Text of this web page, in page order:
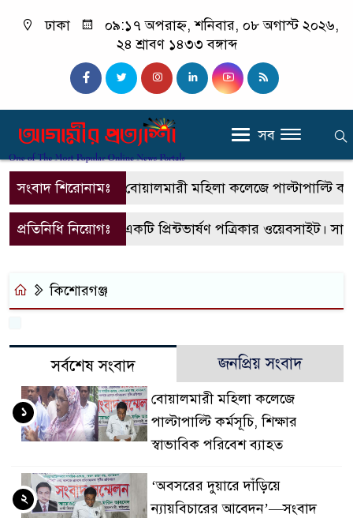
ঢাকা
০৯:১৭ অপরাহ্ন, শনিবার, ০৮ অগাস্ট ২০২৬,
২৪ শ্রাবণ ১৪৩৩ বঙ্গাব্দ
সব
সংবাদ শিরোনামঃ বোয়ালমারী মহিলা কলেজে পাল্টাপাল্টি
প্রতিনিধি নিয়োগঃএটি একটি প্রিন্টভার্ষণ পত্রিকার ওয়েবসাইট।
কিশোরগঞ্জ
সর্বশেষ সংবাদ জনপ্রিয় সংবাদ
বোয়ালমারী মহিলা কলেজে
পাল্টাপাল্টি কর্মসূচি, শিক্ষার
স্বাভাবিক পরিবেশ ব্যাহত
১
‘অবসরের দুয়ারে দাঁড়িয়ে
ন্যায়বিচারের আবেদন’—সংবাদ
২